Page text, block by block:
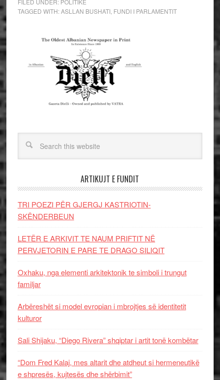
FILED UNDER: POLITIKE
TAGGED WITH:ASLLAN BUSHATI, FUNDI I PARLAMENTIT
ARTIKUJT E FUNDIT
TRI POEZI PËR GJERGJ KASTRIOTIN-
SKËNDERBEUN
LETËR E ARKIVIT TE NAUM PRIFTIT NË
PERVJETORIN E PARE TE DRAGO SILIQIT
Oxhaku, nga elementi arkitektonik te simboli i trungut
familjar
Arbëreshët si model evropian i mbrojtjes së identitetit
kulturor
Sali Shijaku, “Diego Rivera” shqiptar i artit tonë kombëtar
“Dom Fred Kalaj, mes altarit dhe atdheut si hermeneutikë
e shpresës, kujtesës dhe shërbimit”